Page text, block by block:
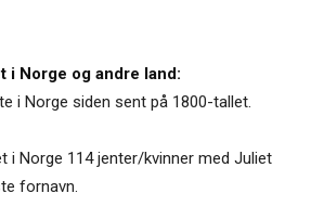
i Norge og andre land:
i Norge siden sent på 1800-tallet.
i Norge 114 jenter/kvinner med Juliet
fornavn.